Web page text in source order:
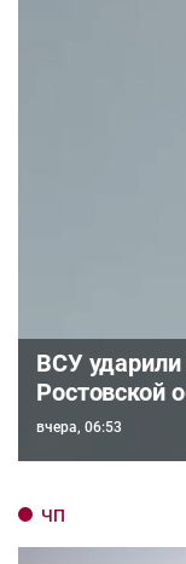
ВСУ
Ростовской
вчера, 06:53
ЧП